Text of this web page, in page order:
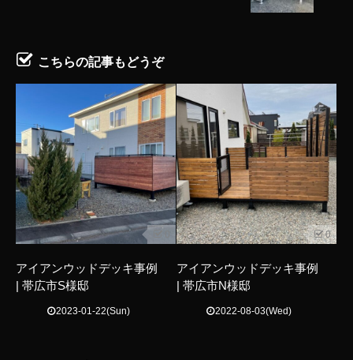
こちらの記事もどうぞ
アイアンウッドデッキ事例
| 帯広市S様邸
2023-01-22(Sun)
0
アイアンウッドデッキ事例
| 帯広市N様邸
2022-08-03(Wed)